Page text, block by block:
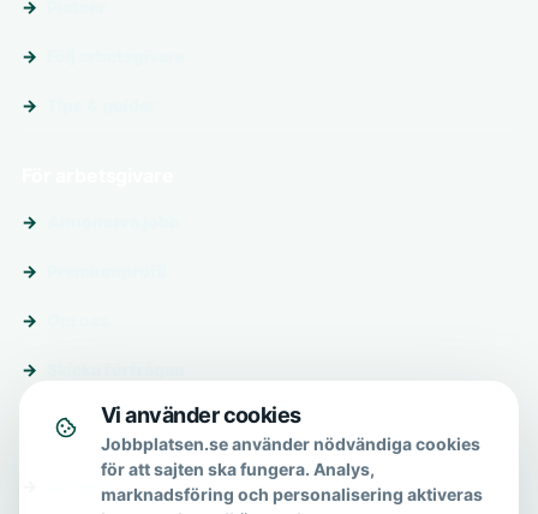
Om & hjälp
Vi använder cookies
Jobbplatsen.se använder nödvändiga cookies
för att sajten ska fungera. Analys,
marknadsföring och personalisering aktiveras